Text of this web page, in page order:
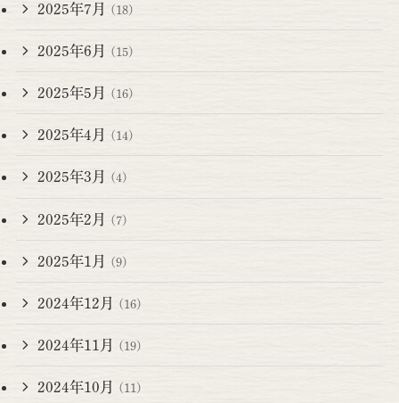
2025年7月 (18)
2025年6月 (15)
2025年5月 (16)
2025年4月 (14)
2025年3月 (4)
2025年2月 (7)
2025年1月 (9)
2024年12月 (16)
2024年11月 (19)
2024年10月 (11)